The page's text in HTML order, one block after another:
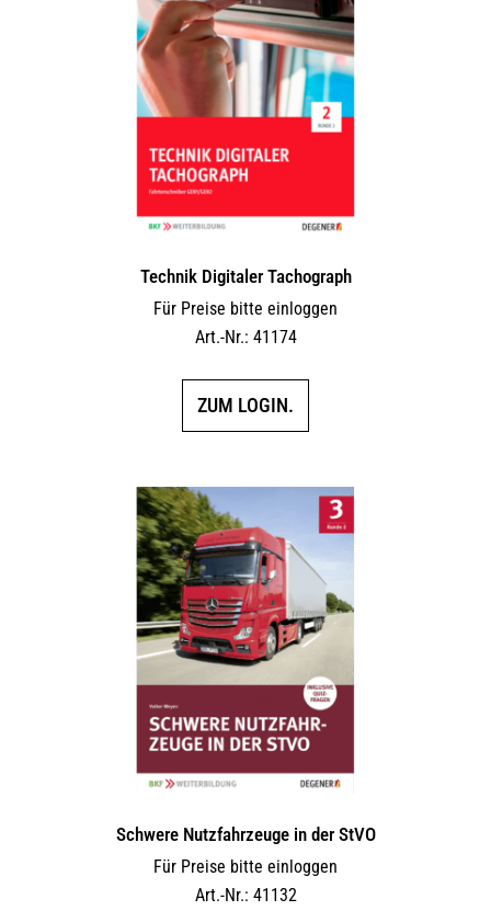
Technik Digitaler Tachograph
Für Preise bitte einloggen
Art.-Nr.: 41174
ZUM LOGIN.
Schwere Nutzfahrzeuge in der StVO
Für Preise bitte einloggen
Art.-Nr.: 41132